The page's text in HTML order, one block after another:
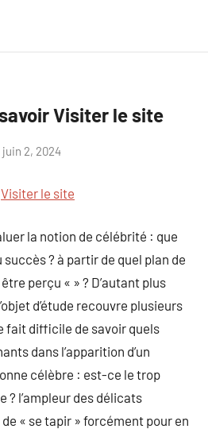
Visiter le site
juin 2, 2024
Visiter le site
la notion de célébrité : que
? à partir de quel plan de
perçu « » ? D’autant plus
d’étude recouvre plusieurs
fait difficile de savoir quels
dans l’apparition d’un
célèbre : est-ce le trop
? l’ampleur des délicats
« se tapir » forcément pour en